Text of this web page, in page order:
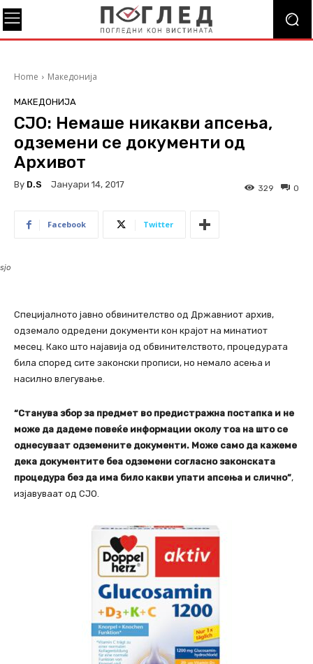
Home Македонија
МАКЕДОНИЈА
СЈО: Немаше никакви апсења,
одземени се документи од
Архивот
By D.S Јануари 14, 2017 0
329
Facebook Twitter
sjo
Специјалното јавно обвинителство од Државниот архив,
одземало одредени документи кон крајот на минатиот
месец. Како што најавија од обвинителството, процедурата
била според сите законски прописи, но немало асења и
насилно влегување.
“Станува збор за предмет во предистражна постапка и не
може да дадеме повеќе информации околу тоа на што се
однесуваат одземените документи. Може само да кажеме
дека документите беа одземени согласно законската
процедура без да има било какви упати апсења и слично”,
изјавуваат од СЈО.